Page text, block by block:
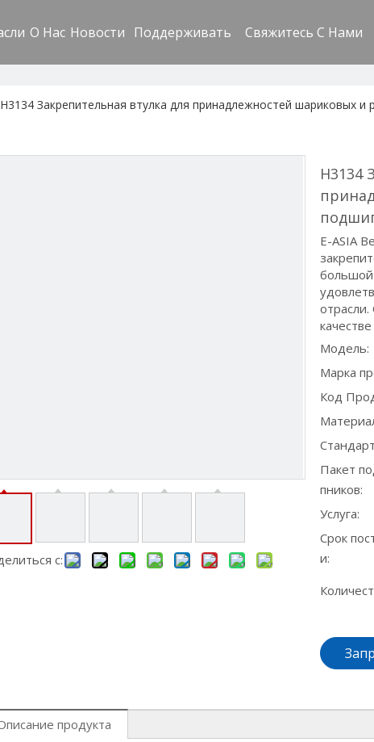
О Hас Новости Поддерживать Свяжитесь C Hами
H3134 Закрепительная втулка для принадлежностей шариковых и
с:
H3134
E-ASIA
большой
Модель:
Марка
Код
Пакет
пников:
Услуга:
Срок
и:
продукта